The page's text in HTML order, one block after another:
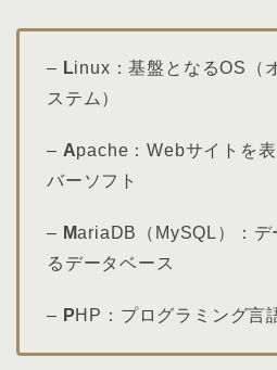
– Linux：基盤となるOS（
ステム）
– Apache：Webサイトを
バーソフト
– MariaDB（MySQL）：デ
るデータベース
– PHP：プログラミング言